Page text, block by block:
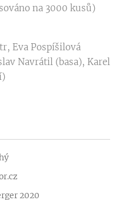
na 3000 kusů)
Eva Pospíšilová
Navrátil (basa), Karel
2020